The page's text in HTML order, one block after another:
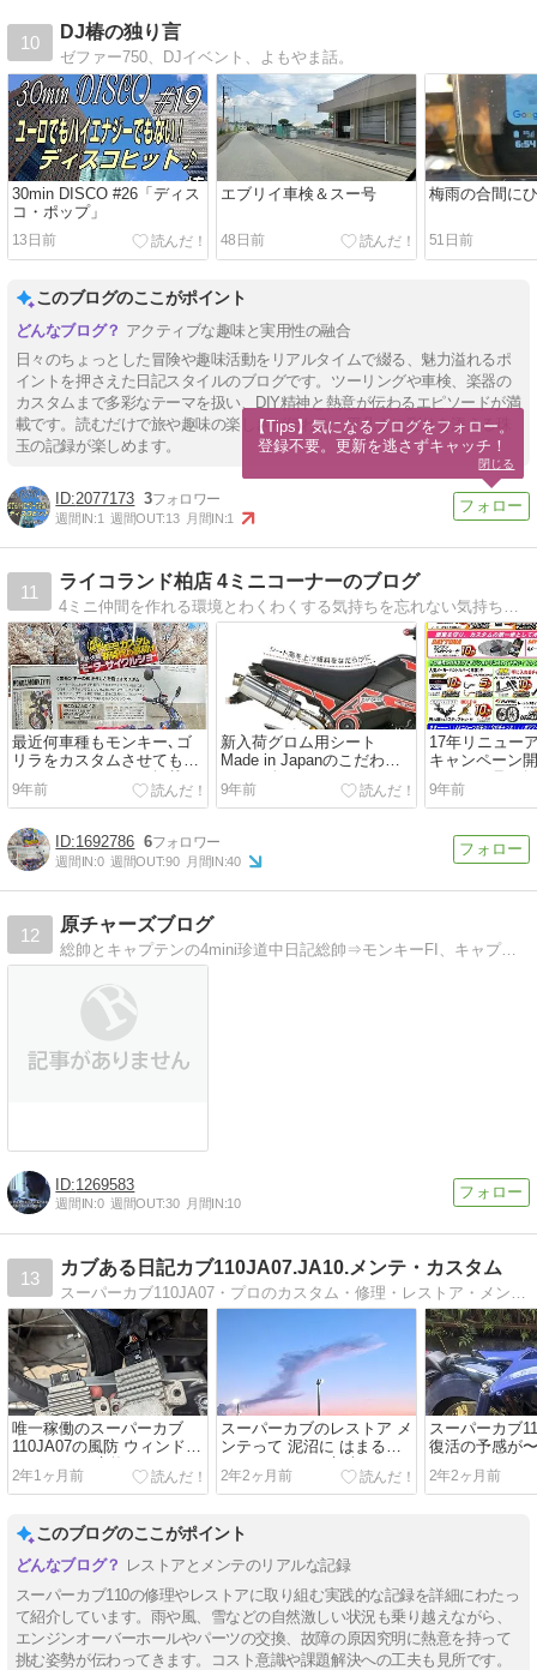
10
DJ椿の独り言
ゼファー750、DJイベント、よもやま話。
30min DISCO #26「ディス
コ・ポップ」
13日前
エブリイ車検＆スー号
48日前
梅雨の合間に
51日前
このブログのここがポイント
アクティブな趣味と実用性の融合
日々のちょっとした冒険や趣味活動をリアルタイムで綴る、魅力溢れるポ
イントを押さえた日記スタイルのブログです。ツーリングや車検、楽器の
カスタムまで多彩なテーマを扱い、DIY精神と熱意が伝わるエピソードが満
載です。読むだけで旅や趣味の楽しさが伝わる、平凡さに彩りを添える珠
玉の記録が楽しめます。
2077173 3
週間IN:1 週間OUT:13 月間IN:1
11
ライコランド柏店 4ミニコーナーのブログ
最近何車種もモンキー､ゴ
リラをカスタムさせてもら
いました！モトモト掲載！
9年前
新入荷グロム用シート
Made in Japanのこだわ
り！／春セール！／CR-1マ
フラー応援！
9年前
17年リニュー
キャンペーン
ヤフィー号(ゴ
タム日記！
9年前
1692786 6
週間IN:0 週間OUT:90 月間IN:40
12
原チャーズブログ
総帥とキャプテンの4mini珍道中日記総帥⇒モンキーFI、キャプテン⇒ゴリラ
1269583
週間IN:0 週間OUT:30 月間IN:10
13
カブある日記カブ110JA07.JA10.メンテ・カスタム
唯一稼働のスーパーカブ
110JA07の風防 ウィンドス
クリーンを 交換(^O^)
2年1ヶ月前
スーパーカブのレストア メ
ンテって 泥沼に はまる
と・・・・・・新車が 欲し
く なる(´・ω・｀)
2年2ヶ月前
スーパーカブ
復活の予感が
2年2ヶ月前
このブログのここがポイント
レストアとメンテのリアルな記録
スーパーカブ110の修理やレストアに取り組む実践的な記録を詳細にわたっ
て紹介しています。雨や風、雪などの自然激しい状況も乗り越えながら、
エンジンオーバーホールやパーツの交換、故障の原因究明に熱意を持って
挑む姿勢が伝わってきます。コスト意識や課題解決への工夫も見所です。
【Tips】気になるブログをフォロー。
登録不要。更新を逃さずキャッチ！
閉じる